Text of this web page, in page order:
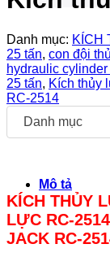
Danh mục: KÍCH
25 tấn, con đội
hydraulic cylinder
25 tấn, Kích thủy
RC-2514
Danh mục
Mô tả
KÍCH THỦY
LỰC RC-
JACK RC-